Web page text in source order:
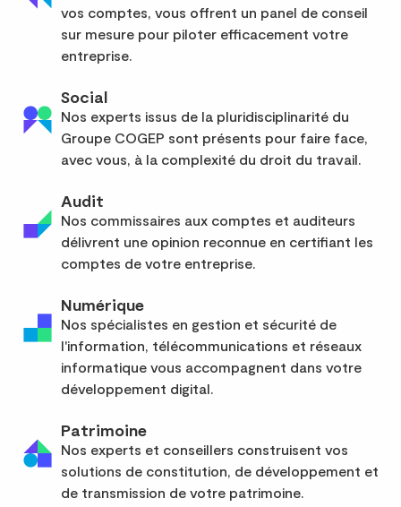
vos comptes, vous offrent un panel de conseil
sur mesure pour piloter efficacement votre
entreprise.
Social
Nos experts issus de la pluridisciplinarité du
Groupe COGEP sont présents pour faire face,
avec vous, à la complexité du droit du travail.
Audit
Nos commissaires aux comptes et auditeurs
délivrent une opinion reconnue en certifiant les
comptes de votre entreprise.
Numérique
Nos spécialistes en gestion et sécurité de
l'information, télécommunications et réseaux
informatique vous accompagnent dans votre
développement digital.
Patrimoine
Nos experts et conseillers construisent vos
solutions de constitution, de développement et
de transmission de votre patrimoine.